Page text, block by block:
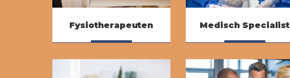
Fysiotherapeuten Medisch Specialist